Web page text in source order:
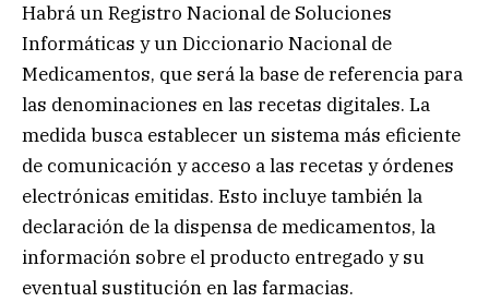
Habrá un Registro Nacional de Soluciones
Informáticas y un Diccionario Nacional de
Medicamentos, que será la base de referencia para
las denominaciones en las recetas digitales. La
medida busca establecer un sistema más eficiente
de comunicación y acceso a las recetas y órdenes
electrónicas emitidas. Esto incluye también la
declaración de la dispensa de medicamentos, la
información sobre el producto entregado y su
eventual sustitución en las farmacias.